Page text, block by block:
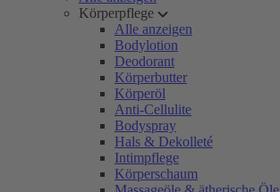
Körperpflege
Alle anzeigen
Bodylotion
Deodorant
Körperbutter
Körperöl
Anti-Cellulite
Bodyspray
Hals & Dekolleté
Intimpflege
Körperschaum